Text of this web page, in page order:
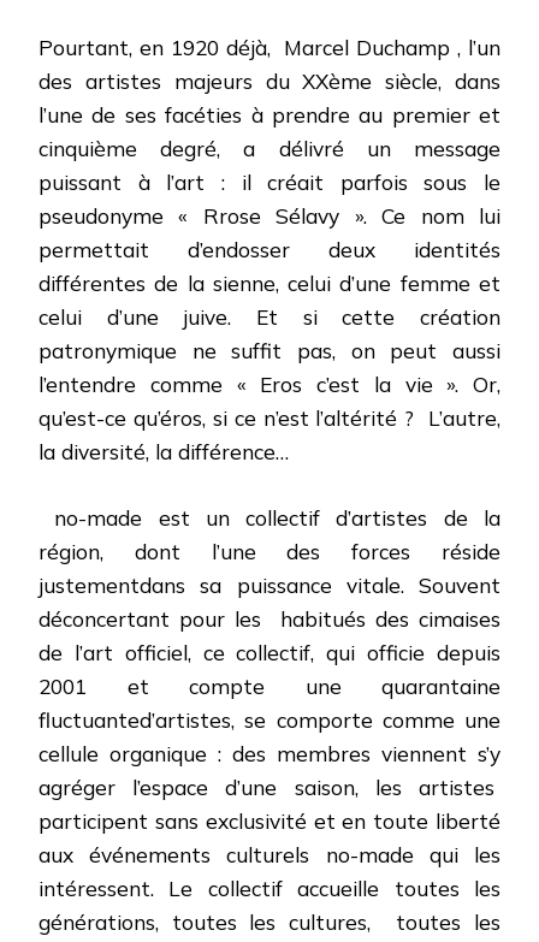
Pourtant, en 1920 déjà, Marcel Duchamp , l’un
des artistes majeurs du XXème siècle, dans
l’une de ses facéties à prendre au premier et
cinquième degré, a délivré un message
puissant à l’art : il créait parfois sous le
pseudonyme « Rrose Sélavy ». Ce nom lui
permettait d’endosser deux identités
différentes de la sienne, celui d’une femme et
celui d’une juive. Et si cette création
patronymique ne suffit pas, on peut aussi
l’entendre comme « Eros c’est la vie ». Or,
qu’est-ce qu’éros, si ce n’est l’altérité ?
L’autre,
la diversité, la différence…
no-made est un collectif d’artistes de la
région, dont l’une des forces réside
justementdans sa puissance vitale. Souvent
déconcertant pour les
habitués des cimaises
de l’art officiel, ce collectif, qui officie depuis
2001 et compte une quarantaine
fluctuanted’artistes, se comporte comme une
cellule organique : des membres viennent s’y
agréger l’espace d’une saison, les artistes
participent sans exclusivité et en toute liberté
aux événements culturels no-made qui les
intéressent. Le collectif accueille toutes les
générations, toutes les cultures,
toutes les